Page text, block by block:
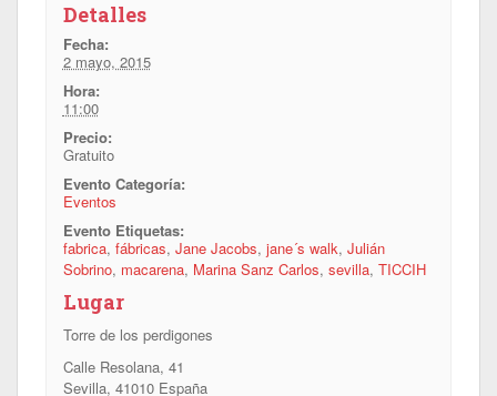
Detalles
Fecha:
2 mayo, 2015
Hora:
11:00
Precio:
Gratuito
Evento Categoría:
Eventos
Evento Etiquetas:
fabrica, fábricas, Jane Jacobs, jane´s walk, Julián
Sobrino, macarena, Marina Sanz Carlos, sevilla, TICCIH
Lugar
Torre de los perdigones
Calle Resolana, 41
Sevilla, 41010 España